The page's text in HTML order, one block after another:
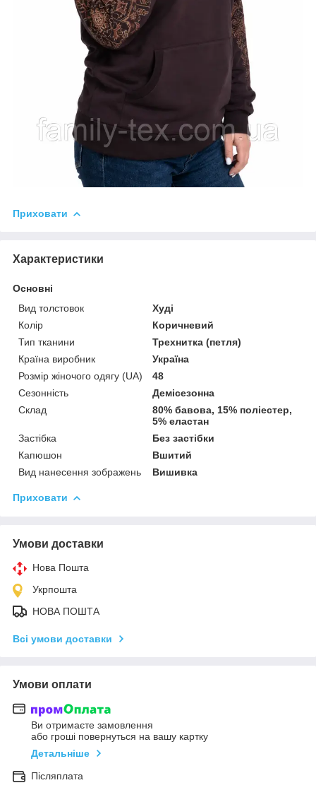
Приховати
Характеристики
Основні
Вид толстовок
Худі
Колір
Коричневий
Тип тканини
Трехнитка (петля)
Країна виробник
Україна
Розмір жіночого одягу (UA)
48
Сезонність
Демісезонна
Склад
80% бавова, 15% поліестер,
5% еластан
Застібка
Без застібки
Капюшон
Вшитий
Вид нанесення зображень
Вишивка
Приховати
Умови доставки
Нова Пошта
Укрпошта
НОВА ПОШТА
Всі умови доставки
Умови оплати
Ви отримаєте замовлення
або гроші повернуться на вашу картку
Детальніше
Післяплата